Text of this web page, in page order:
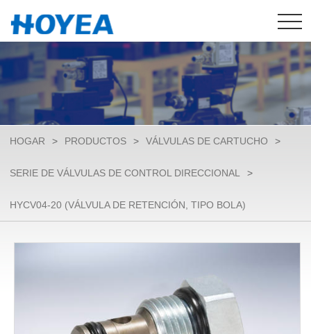
HOGAR > PRODUCTOS > VÁLVULAS DE CARTUCHO >
SERIE DE VÁLVULAS DE CONTROL DIRECCIONAL >
HYCV04-20 (VÁLVULA DE RETENCIÓN, TIPO BOLA)